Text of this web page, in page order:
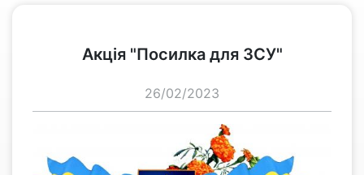
Акція "Посилка для ЗСУ"
26/02/2023